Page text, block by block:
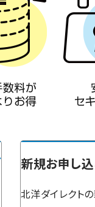
新規お申し
北洋ダイレクト